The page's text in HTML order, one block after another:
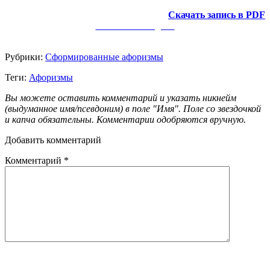
Скачать запись в PDF
Рубрики: Сформированные афоризмы
Теги: Афоризмы
Вы можете оставить комментарий и указать никнейм
(выдуманное имя/псевдоним) в поле "Имя". Поле со звездочкой
и капча обязательны. Комментарии одобряются вручную.
Добавить комментарий
Комментарий *